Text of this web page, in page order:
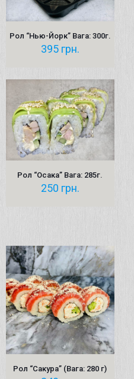
Рол “Нью-Йорк” Вага: 300г.
395 грн.
Рол “Осака” Вага: 285г.
250 грн.
Рол “Сакура” (Вага: 280 г)